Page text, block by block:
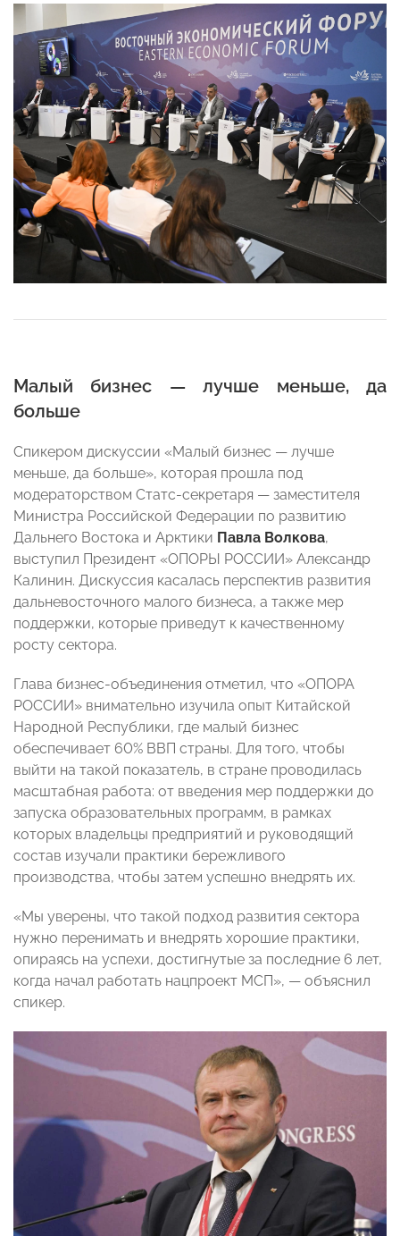
Малый бизнес — лучше меньше, да
больше
Спикером дискуссии «Малый бизнес — лучше
меньше, да больше», которая прошла под
модераторством Статс-секретаря — заместителя
Министра Российской Федерации по развитию
Дальнего Востока и Арктики Павла Волкова,
выступил Президент «ОПОРЫ РОССИИ» Александр
Калинин. Дискуссия касалась перспектив развития
дальневосточного малого бизнеса, а также мер
поддержки, которые приведут к качественному
росту сектора.
Глава бизнес-объединения отметил, что «ОПОРА
РОССИИ» внимательно изучила опыт Китайской
Народной Республики, где малый бизнес
обеспечивает 60% ВВП страны. Для того, чтобы
выйти на такой показатель, в стране проводилась
масштабная работа: от введения мер поддержки до
запуска образовательных программ, в рамках
которых владельцы предприятий и руководящий
состав изучали практики бережливого
производства, чтобы затем успешно внедрять их.
«Мы уверены, что такой подход развития сектора
нужно перенимать и внедрять хорошие практики,
опираясь на успехи, достигнутые за последние 6 лет,
когда начал работать нацпроект МСП», — объяснил
спикер.